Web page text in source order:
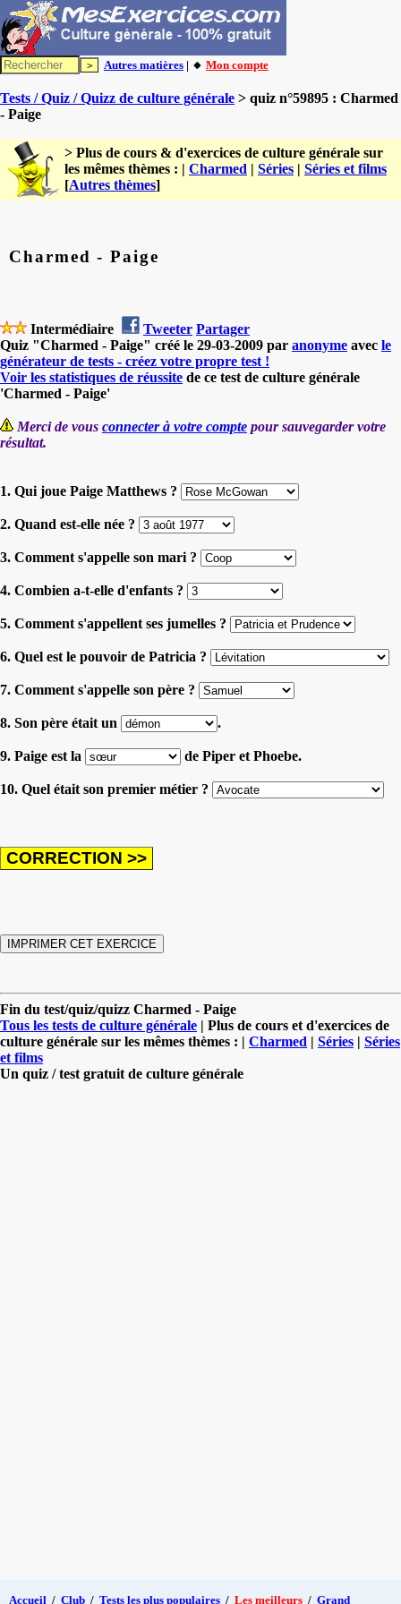
Autres matières | 🔸 Mon compte
Tests / Quiz / Quizz de culture générale > quiz n°59895 : Charmed
- Paige
> Plus de cours & d'exercices de culture générale sur
les mêmes thèmes : | Charmed | Séries | Séries et films
[Autres thèmes]
Charmed - Paige
Intermédiaire Tweeter Partager
Quiz "Charmed - Paige" créé le 29-03-2009 par anonyme avec le
générateur de tests - créez votre propre test !
Voir les statistiques de réussite de ce test de culture générale
'Charmed - Paige'
Merci de vous connecter à votre compte pour sauvegarder votre
résultat.
1. Qui joue Paige Matthews ?
2. Quand est-elle née ?
3. Comment s'appelle son mari ?
4. Combien a-t-elle d'enfants ?
5. Comment s'appellent ses jumelles ?
6. Quel est le pouvoir de Patricia ?
7. Comment s'appelle son père ?
8. Son père était un .
9. Paige est la de Piper et Phoebe.
10. Quel était son premier métier ?
Fin du test/quiz/quizz Charmed - Paige
Tous les tests de culture générale | Plus de cours et d'exercices de
culture générale sur les mêmes thèmes : | Charmed | Séries | Séries
et films
Un quiz / test gratuit de culture générale
Accueil / Club / Tests les plus populaires / Les meilleurs / Grand